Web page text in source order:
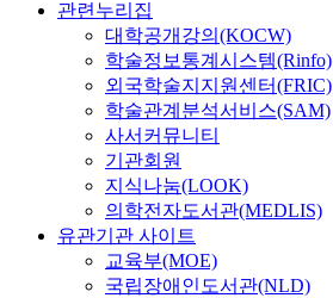
관련누리집
대학공개강의(KOCW)
학술정보통계시스템(Rinfo)
외국학술지지원센터(FRIC)
학술관계분석서비스(SAM)
사서커뮤니티
기관회원
지식나눔(LOOK)
의학전자도서관(MEDLIS)
유관기관 사이트
교육부(MOE)
국립장애인도서관(NLD)